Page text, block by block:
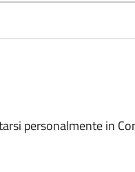
personalmente in